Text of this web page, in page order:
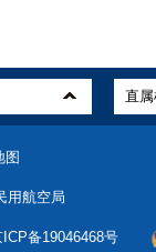
图
用航空局
备19046468号